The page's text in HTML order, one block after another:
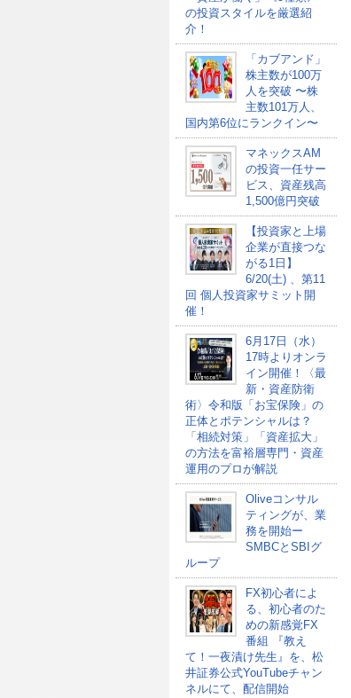
の投資スタイルを厳選紹
介！
「カブアンド」
株主数が100万
人を突破 〜株
主数101万人、
国内第6位にランクイン〜
マネックスAM
の投資一任サー
ビス、資産残高
1,500億円突破
【投資家と上場
企業が直接つな
がる1日】
6/20(土) 、第11
回 個人投資家サミット開
催！
6月17日（水）
17時よりオンラ
イン開催！〈最
新・資産防衛
術〉令和版「お宝保険」の
正体とポテンシャルは？
「相続対策」「資産拡大」
の方法を富裕層専門・資産
運用のプロが解説
Oliveコンサル
ティングが、業
務を開始ー
SMBCとSBIグ
ループ
FX初心者によ
る、初心者のた
めの新感覚FX
番組 『教え
て！一夜漬け先生』を、松
井証券公式YouTubeチャン
ネルにて、配信開始